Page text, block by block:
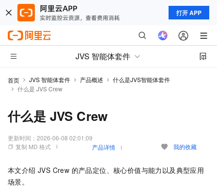
打开 APP
JVS 智能体套件
首页 JVS 智能体套件 产品概述
什么是JVS智能体套件
什么是 JVS Crew
什么是 JVS Crew
更新时间： 2026-06-08 02:01:09
复制 MD 格式
产品详情 我的收藏
本文介绍 JVS Crew 的产品定位、核心价值与能力以及典型应用
场景。